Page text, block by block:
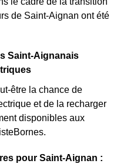
de Saint-Aignan ont été
Saint-Aignanais
être la chance de
et de la recharger
disponibles aux
pour Saint-Aignan :